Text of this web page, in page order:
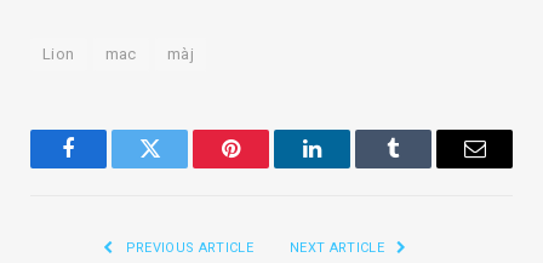
Lion mac màj
FacebookTwitter Pinterest LinkedInTumblr Email
PREVIOUS ARTICLE NEXT ARTICLE